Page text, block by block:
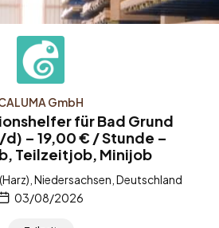
GmbH
für Bad Grund
– 19,00 € / Stunde –
Teilzeitjob, Minijob
Niedersachsen, Deutschland
03/08/2026